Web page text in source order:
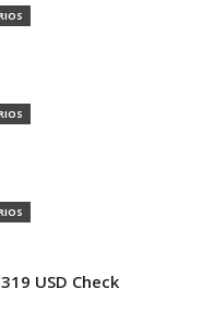
USD Check